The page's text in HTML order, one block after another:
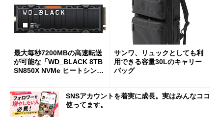
最大毎秒7200MBの高速転送
が可能な「WD_BLACK 8TB
SN850X NVMe ヒートシンク
サンワ、リュックとしても利
用できる容量30Lのキャリー
バッグ
SNSアカウントを着実に成長。実はみんなココ
使ってます。